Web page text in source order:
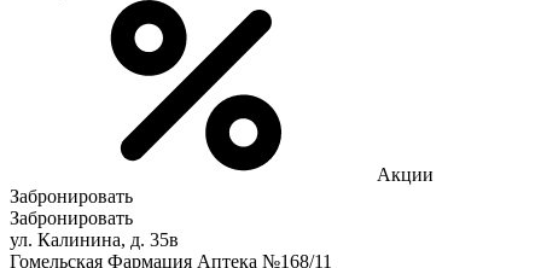
Акции
Забронировать
Забронировать
ул. Калинина, д. 35в
Гомельская Фармация Аптека №168/11